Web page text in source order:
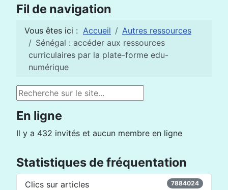
Fil de navigation
Vous êtes ici : Accueil
Autres ressources
Sénégal : accéder aux ressources
curriculaires par la plate-forme edu-
numérique
Rechercher
En ligne
Il y a 432 invités et aucun membre en ligne
Statistiques de fréquentation
Clics sur articles 7884024